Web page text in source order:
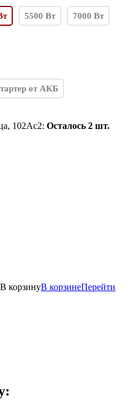
5500 Вт 7000 Вт
от АКБ
102Ас2: Осталось 2 шт.
В корзинуВ корзинеПерейти